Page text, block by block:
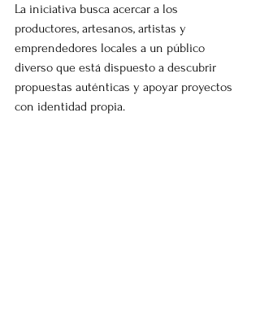
La iniciativa busca acercar a los
productores, artesanos, artistas y
emprendedores locales a un público
diverso que está dispuesto a descubrir
propuestas auténticas y apoyar proyectos
con identidad propia.